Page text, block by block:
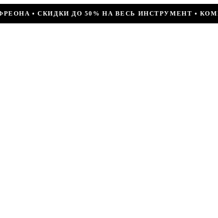
• КОМПРЕССОР JIAXIPERA T1114YB,